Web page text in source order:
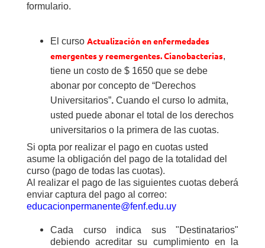
formulario.
El curso Actualización en enfermedades
emergentes y reemergentes. Cianobacterias,
tiene un costo de $ 1650 que se debe
abonar por concepto de “Derechos
Universitarios”. Cuando el curso lo admita,
usted puede abonar el total de los derechos
universitarios o la primera de las cuotas.
Si opta por realizar el pago en cuotas usted
asume la obligación del pago de la totalidad del
curso (pago de todas las cuotas).
Al realizar el pago de las siguientes cuotas deberá
enviar captura del pago al correo:
educacionpermanente@fenf.edu.uy
Cada curso indica sus "Destinatarios"
debiendo acreditar su cumplimiento en la